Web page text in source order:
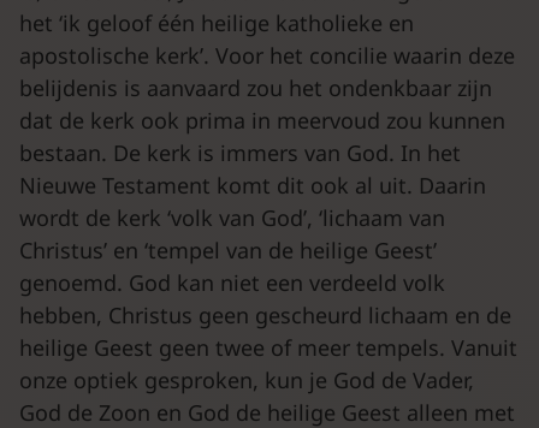
het ‘ik geloof één heilige katholieke en
apostolische kerk’. Voor het concilie waarin deze
belijdenis is aanvaard zou het ondenkbaar zijn
dat de kerk ook prima in meervoud zou kunnen
bestaan. De kerk is immers van God. In het
Nieuwe Testament komt dit ook al uit. Daarin
wordt de kerk ‘volk van God’, ‘lichaam van
Christus’ en ‘tempel van de heilige Geest’
genoemd. God kan niet een verdeeld volk
hebben, Christus geen gescheurd lichaam en de
heilige Geest geen twee of meer tempels. Vanuit
onze optiek gesproken, kun je God de Vader,
God de Zoon en God de heilige Geest alleen met